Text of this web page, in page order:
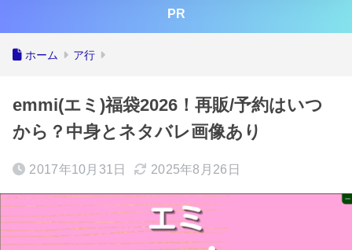
PR
ホーム ア行
emmi(エミ)福袋2026！再販/予約はいつ
から？中身とネタバレ画像あり
2017年10月31日 2025年8月26日